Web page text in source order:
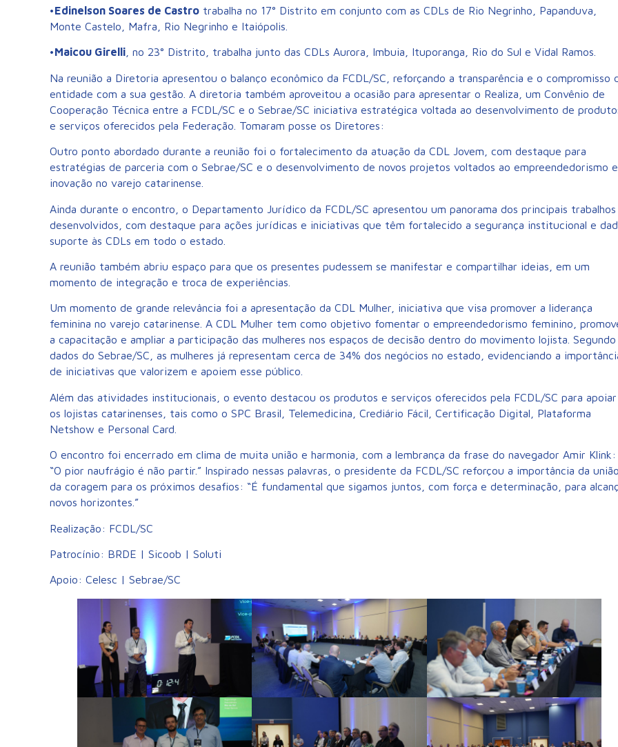
•Edinelson Soares de Castro trabalha no 17° Distrito em conjunto com as CDLs de Rio Negrinho, Papanduva,
Monte Castelo, Mafra, Rio Negrinho e Itaiópolis.
•Maicou Girelli , no 23° Distrito, trabalha junto das CDLs Aurora, Imbuia, Ituporanga, Rio do Sul e Vidal Ramos.
Na reunião a Diretoria apresentou o balanço econômico da FCDL/SC, reforçando a transparência e o compromisso
entidade com a sua gestão. A diretoria também aproveitou a ocasião para apresentar o Realiza, um Convênio de
Cooperação Técnica entre a FCDL/SC e o Sebrae/SC iniciativa estratégica voltada ao desenvolvimento de
e serviços oferecidos pela Federação. Tomaram posse os Diretores:
Outro ponto abordado durante a reunião foi o fortalecimento da atuação da CDL Jovem, com destaque para
estratégias de parceria com o Sebrae/SC e o desenvolvimento de novos projetos voltados ao empreendedorismo
inovação no varejo catarinense.
Ainda durante o encontro, o Departamento Jurídico da FCDL/SC apresentou um panorama dos principais trabalhos
desenvolvidos, com destaque para ações jurídicas e iniciativas que têm fortalecido a segurança institucional e
suporte às CDLs em todo o estado.
A reunião também abriu espaço para que os presentes pudessem se manifestar e compartilhar ideias, em um
momento de integração e troca de experiências.
Um momento de grande relevância foi a apresentação da CDL Mulher, iniciativa que visa promover a liderança
feminina no varejo catarinense. A CDL Mulher tem como objetivo fomentar o empreendedorismo feminino,
a capacitação e ampliar a participação das mulheres nos espaços de decisão dentro do movimento lojista. Segundo
dados do Sebrae/SC, as mulheres já representam cerca de 34% dos negócios no estado, evidenciando a
de iniciativas que valorizem e apoiem esse público.
Além das atividades institucionais, o evento destacou os produtos e serviços oferecidos pela FCDL/SC para apoiar
os lojistas catarinenses, tais como o SPC Brasil, Telemedicina, Crediário Fácil, Certificação Digital, Plataforma
Netshow e Personal Card.
O encontro foi encerrado em clima de muita união e harmonia, com a lembrança da frase do navegador Amir Klink:
“O pior naufrágio é não partir.” Inspirado nessas palavras, o presidente da FCDL/SC reforçou a importância da
da coragem para os próximos desafios: “É fundamental que sigamos juntos, com força e determinação, para
novos horizontes.”
Realização: FCDL/SC
Patrocínio: BRDE | Sicoob | Soluti
Apoio: Celesc | Sebrae/SC